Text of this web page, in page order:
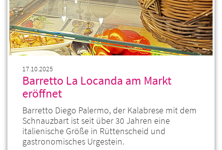
17.10.2025
Barretto La Locanda am Markt
eröffnet
Barretto Diego Palermo, der Kalabrese mit dem
Schnauzbart ist seit über 30 Jahren eine
italienische Größe in Rüttenscheid und
gastronomisches Urgestein.